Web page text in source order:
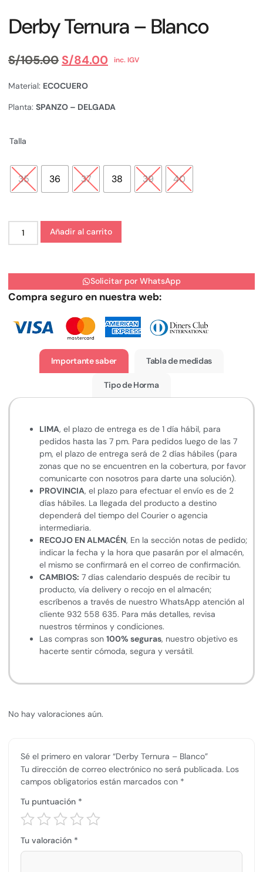
Derby Ternura – Blanco
S/105.00 S/84.00 inc. IGV
Material: ECOCUERO
Planta: SPANZO – DELGADA
Talla
35 36 37 38 39 40
Añadir al carrito
Solicitar por WhatsApp
Compra seguro en nuestra web:
Importante saber Tabla de medidas
Tipo de Horma
LIMA, el plazo de entrega es de 1 día hábil, para
pedidos hasta las 7 pm. Para pedidos luego de las 7
pm, el plazo de entrega será de 2 días hábiles (para
zonas que no se encuentren en la cobertura, por favor
comunicarte con nosotros para darte una solución).
PROVINCIA, el plazo para efectuar el envío es de 2
días hábiles. La llegada del producto a destino
dependerá del tiempo del Courier o agencia
intermediaria.
RECOJO EN ALMACÉN, En la sección notas de pedido;
indicar la fecha y la hora que pasarán por el almacén,
el mismo se confirmará en el correo de confirmación.
CAMBIOS: 7 días calendario después de recibir tu
producto, vía delivery o recojo en el almacén;
escríbenos a través de nuestro WhatsApp atención al
cliente 932 558 635. Para más detalles, revisa
nuestros términos y condiciones.
Las compras son 100% seguras, nuestro objetivo es
hacerte sentir cómoda, segura y versátil.
No hay valoraciones aún.
Sé el primero en valorar “Derby Ternura – Blanco”
Tu dirección de correo electrónico no será publicada. Los
campos obligatorios están marcados con *
Tu puntuación *
Tu valoración *